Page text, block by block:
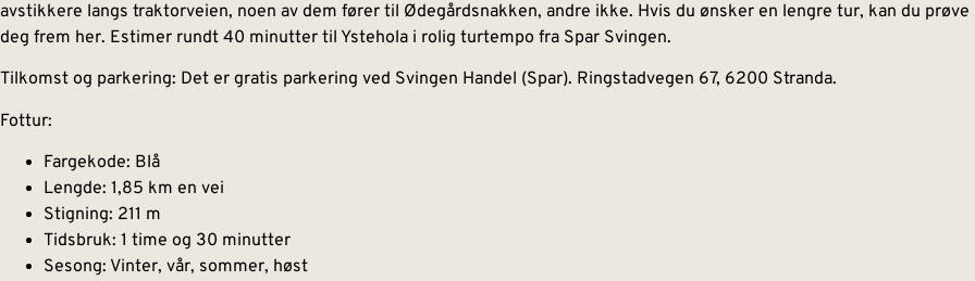
avstikkere langs traktorveien, noen av dem fører til Ødegårdsnakken, andre ikke. Hvis du ønsker en lengre tur, kan du prøve
deg frem her. Estimer rundt 40 minutter til Ystehola i rolig turtempo fra Spar Svingen.
Tilkomst og parkering: Det er gratis parkering ved Svingen Handel (Spar). Ringstadvegen 67, 6200 Stranda.
Fottur:
Fargekode: Blå
Lengde: 1,85 km en vei
Stigning: 211 m
Tidsbruk: 1 time og 30 minutter
Sesong: Vinter, vår, sommer, høst